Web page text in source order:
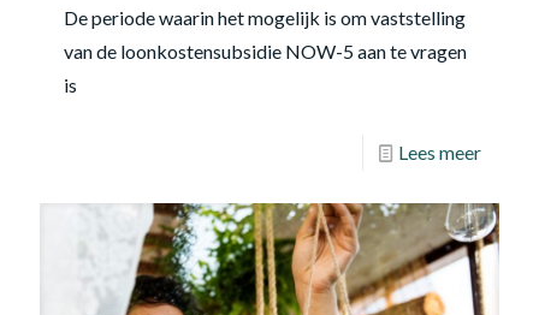
De periode waarin het mogelijk is om vaststelling
van de loonkostensubsidie NOW-5 aan te vragen
is
Lees meer